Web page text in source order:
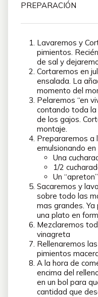
PREPARACIÓN
Lavaremos y
pimientos.
de sal y
Cortaremos en
ensalada. La
momento del
Pelaremos “en
contando toda la
de los gajos.
montaje.
Prepararemos a
emulsionando en
Una
1/2
Un
Sacaremos y
sobre todo las
mas grandes.
una plato en
Mezclaremos
vinagreta
Rellenaremos
pimientos
A la hora de
encima del
en un bol para
cantidad que